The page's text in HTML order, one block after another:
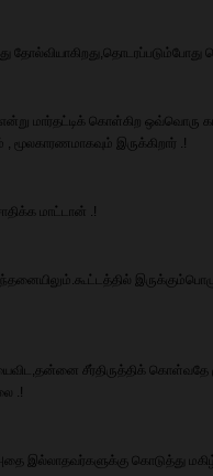
தோல்வியாகிறது,தொடரப்படும்போது
மார்தட்டிக் கொள்கிற ஒவ்வொரு
, மூலகாரணமாகவும் இருக்கிறார் .!
மாட்டான் .!
சீர்திருத்திக்
.!
இல்லாதவர்களுக்கு கொடுத்து